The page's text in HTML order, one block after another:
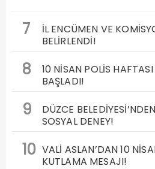
7
İL ENCÜMEN VE
BELİRLENDİ!
8
10 NİSAN POLİS
BAŞLADI!
9
DÜZCE
SOSYAL DENEY!
10 VALİ ASLAN’DAN 10
KUTLAMA MESAJI!